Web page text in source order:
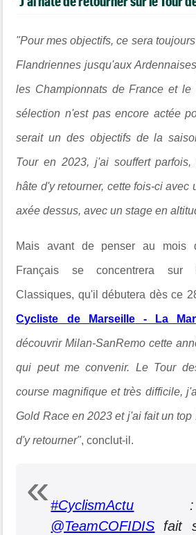
"Pour mes objectifs, ce sera
Flandriennes jusqu'aux
les Championnats de France et le
sélection n'est pas encore actée
serait un des objectifs de la
Tour en 2023, j'ai souffert
hâte d'y retourner, cette fois-ci avec
axée dessus, avec un stage en
Mais avant de penser au mois
Français se concentrera sur
Classiques, qu'il débutera dès ce
Cycliste de Marseille - La
découvrir Milan-SanRemo cette
qui peut me convenir. Le Tour
course magnifique et très difficile,
Gold Race en 2023 et j'ai fait un
d'y retourner", conclut-il.
#CyclismActu :
@TeamCOFIDIS fait